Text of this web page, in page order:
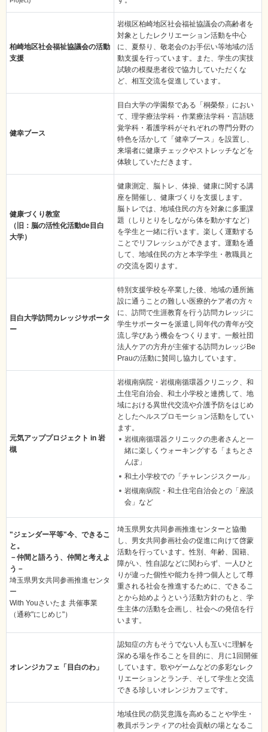
柏崎地区社会福祉協議会の活動
支援
岩槻区柏崎地区社会福祉協議会の高齢者を
対象としたレクリエーション活動を中心
に、夏祭り、敬老会のお手伝い等地域の活
動支援を行っています。また、学生の実技
試験の模擬患者役で協力していただくな
ど、相互交流を促進しています。
健幸ブース
目白大学の学園祭である「桐榮祭」におい
て、理学療法学科・作業療法学科・言語聴
覚学科・看護学科がそれぞれの専門分野の
特色を活かして「健幸ブース」を設置し、
来場者に健康チェックやストレッチなどを
体験していただきます。
健康づくり教室
（旧：脳の活性化活動de目白
大学）
健康測定、脳トレ、体操、健康に関する講
座を開催し、健康づくりを支援します。
脳トレでは、地域住民の方を対象に多重課
題（しりとりをしながら体を動かすなど）
を学生と一緒に行います。楽しく運動する
ことでリフレッシュができます。運動を通
して、地域住民の方と本学学生・教職員と
の交流を図ります。
目白大学訪問カレッジサポータ
ー
特別支援学校を卒業した後、地域の通所施
設に通うことの難しい医療的ケア者の方々
に、訪問で生涯教育を行う訪問カレッジに
学生サポーターを派遣し同年代の青年が交
流し学びあう機会をつくります。一般社団
法人ケアの方舟が主催する訪問カレッジBe
Prauの活動に賛同し協力しています。
元気アッププロジェクト in 岩
槻
岩槻南病院・岩槻南循環器クリニック、和
土住宅自治会、和土小学校と連携して、地
域における異世代交流や介護予防をはじめ
としたヘルスプロモーション活動をしてい
ます。
岩槻南循環器クリニックの患者さんと一
緒に楽しくウォーキングする「まちとさ
んぽ」
和土小学校での「チャレンジスクール」
岩槻南病院・和土住宅自治会との「座談
会」など
"ジェンダー平等"今、できるこ
と。
－仲間と語ろう、仲間と考えよ
う－
埼玉県男女共同参画推進センタ
ー
With Youさいたま 共催事業
（通称"にじめじ"）
埼玉県男女共同参画推進センターと協働
し、男女共同参画社会の促進に向けて啓蒙
活動を行っています。性別、年齢、国籍、
障がい、性自認などに関わらず、一人ひと
りが違った個性や能力を持つ個人として尊
重される社会を推進するために、できるこ
とから始めようという活動方針のもと、学
生主体の活動を企画し、社会への発信を行
います。
オレンジカフェ「目白のわ」
認知症の方もそうでない人も互いに理解を
深める場を作ることを目的に、月に1回開催
しています。歌やゲームなどの多彩なレク
リエーションとランチ、そして学生と交流
できる珍しいオレンジカフェです。
地域住民の防災意識を高めることや学生・
教員ボランティアの社会貢献の場となるこ